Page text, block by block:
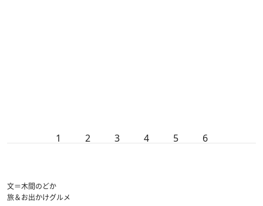
1 2 3 4 5 6
文＝木間のどか
旅＆お出かけグルメ